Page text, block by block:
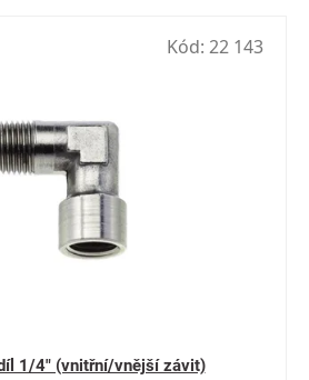
1/4" (vnitřní/vnější závit)
Kód: 22 143